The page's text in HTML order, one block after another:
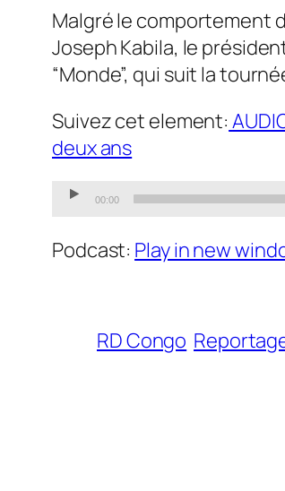
Malgré le comportement
Joseph Kabila, le
“Monde”, qui suit la
Suivez cet element:
deux ans
Audio00:00
Podcast: Play in new
RD Congo